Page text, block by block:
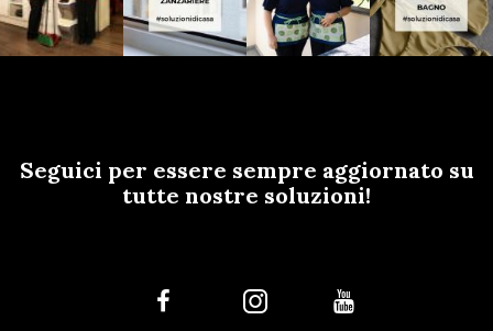
Seguici per essere sempre aggiornato su
tutte nostre soluzioni!